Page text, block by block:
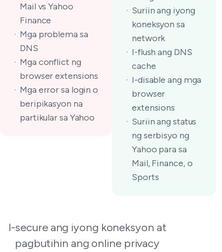
Mail vs Yahoo
Finance
Mga problema sa
DNS
Mga conflict ng
browser extensions
Mga error sa login o
beripikasyon na
partikular sa Yahoo
Suriin ang iyong
koneksyon sa
network
I-flush ang DNS
cache
I-disable ang mga
browser
extensions
Suriin ang status
ng serbisyo ng
Yahoo para sa
Mail, Finance, o
Sports
I-secure ang iyong koneksyon at
pagbutihin ang online privacy